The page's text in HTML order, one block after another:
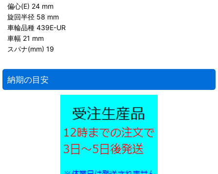
偏心(E) 24 mm
旋回半径 58 mm
車輪品種 439E-UR
車幅 21 mm
スパナ(mm) 19
納期の目安